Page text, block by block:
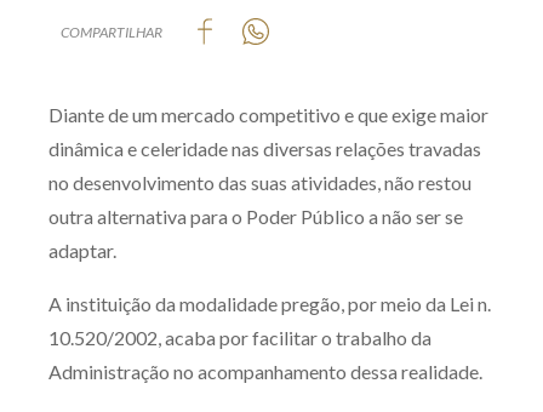
Guia de Direitos dos Titulares de Dados
Produtos e serviços
Orientação por Escrito
Mentoria Zênite
COMPARTILHAR
Diante de um mercado competitivo e que exige maior
dinâmica e celeridade nas diversas relações travadas
no desenvolvimento das suas atividades, não restou
outra alternativa para o Poder Público a não ser se
adaptar.
A instituição da modalidade pregão, por meio da Lei n.
10.520/2002, acaba por facilitar o trabalho da
Administração no acompanhamento dessa realidade.